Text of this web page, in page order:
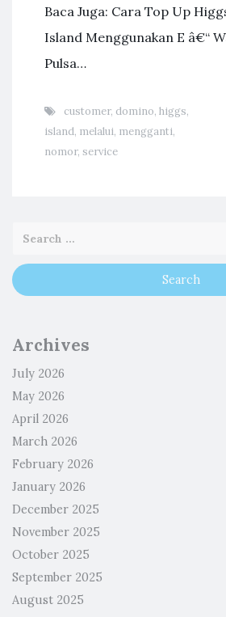
Baca Juga: Cara Top Up
Island Menggunakan E â€“
Pulsa…
customer, domino, higgs,
island, melalui, mengganti,
nomor, service
Archives
July 2026
May 2026
April 2026
March 2026
February 2026
January 2026
December 2025
November 2025
October 2025
September 2025
August 2025